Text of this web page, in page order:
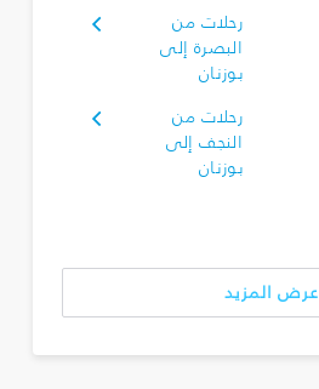
رحلات من
البصرة‎ إلى
بوزنان
رحلات من
النجف إلى
بوزنان
عرض المزيد